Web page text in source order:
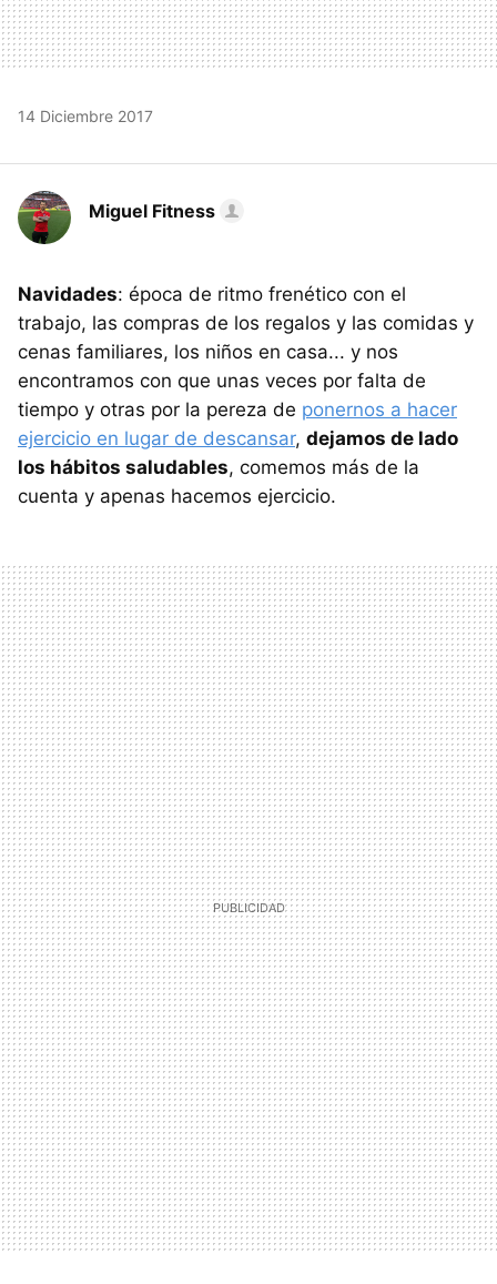
14 Diciembre 2017
Miguel Fitness
Navidades: época de ritmo frenético con el
trabajo, las compras de los regalos y las comidas y
cenas familiares, los niños en casa... y nos
encontramos con que unas veces por falta de
tiempo y otras por la pereza de ponernos a hacer
ejercicio en lugar de descansar, dejamos de lado
los hábitos saludables, comemos más de la
cuenta y apenas hacemos ejercicio.